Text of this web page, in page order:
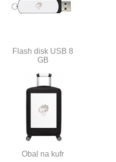
Flash disk USB 8
GB
Obal na kufr